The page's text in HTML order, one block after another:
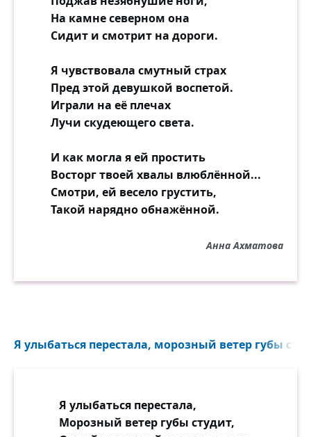
На камне северном она
Сидит и смотрит на дороги.
Я чувствовала смутный страх
Пред этой девушкой воспетой.
Играли на её плечах
Лучи скудеющего света.
И как могла я ей простить
Восторг твоей хвалы влюблённой...
Смотри, ей весело грустить,
Такой нарядно обнажённой.
Анна Ахматова
Я улыбаться перестала, морозный ветер губы
Я улыбаться перестала,
Морозный ветер губы студит,